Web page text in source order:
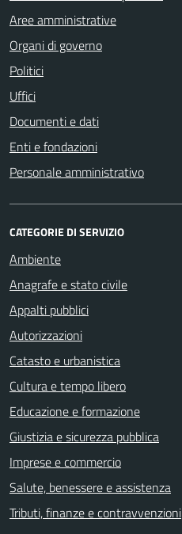
Aree amministrative
Organi di governo
Politici
Uffici
Documenti e dati
Enti e fondazioni
Personale amministrativo
CATEGORIE DI SERVIZIO
Ambiente
Anagrafe e stato civile
Appalti pubblici
Autorizzazioni
Catasto e urbanistica
Cultura e tempo libero
Educazione e formazione
Giustizia e sicurezza pubblica
Imprese e commercio
Salute, benessere e assistenza
Tributi, finanze e contravvenzioni